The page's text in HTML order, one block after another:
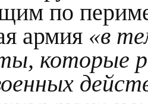
по
армия «в
которые